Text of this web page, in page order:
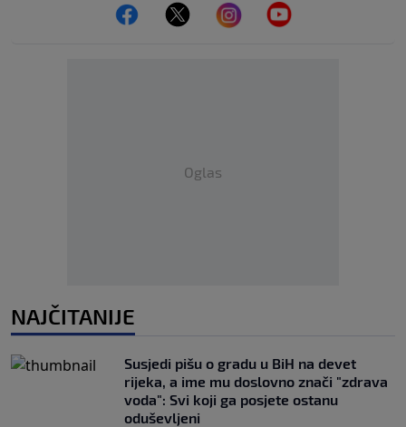
Oglas
NAJČITANIJE
Susjedi pišu o gradu u BiH na devet
rijeka, a ime mu doslovno znači "zdrava
voda": Svi koji ga posjete ostanu
oduševljeni